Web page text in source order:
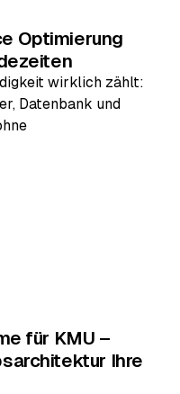
Optimierung
wirklich zählt:
Datenbank und
für KMU –
Ihre